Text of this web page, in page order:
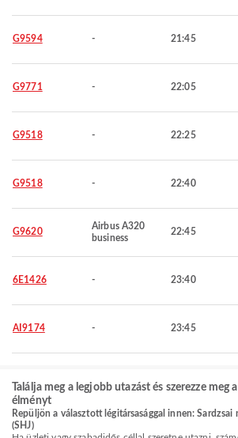
G9594 - 21:45
G9771 - 22:05
G9518 - 22:25
G9518 - 22:40
G9620
Airbus A320
business
22:45
6E1426 - 23:40
AI9174 - 23:45
Találja meg a legjobb utazást és szerezze meg
élményt
Repüljön a választott légitársasággal innen:
(SHJ)